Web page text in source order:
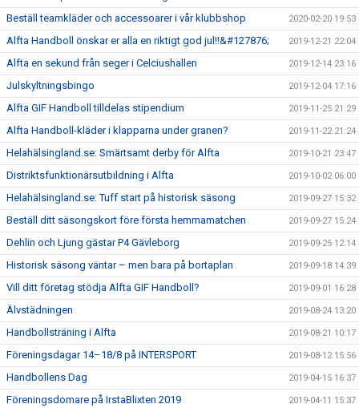
Beställ teamkläder och accessoarer i vår klubbshop 2020-02-20 19:53
Alfta Handboll önskar er alla en riktigt god jul!!&#127876; 2019-12-21 22:04
Alfta en sekund från seger i Celciushallen 2019-12-14 23:16
Julskyltningsbingo 2019-12-04 17:16
Alfta GIF Handboll tilldelas stipendium 2019-11-25 21:29
Alfta Handboll-kläder i klapparna under granen? 2019-11-22 21:24
Helahälsingland.se: Smärtsamt derby för Alfta 2019-10-21 23:47
Distriktsfunktionärsutbildning i Alfta 2019-10-02 06:00
Helahälsingland.se: Tuff start på historisk säsong 2019-09-27 15:32
Beställ ditt säsongskort före första hemmamatchen 2019-09-27 15:24
Dehlin och Ljung gästar P4 Gävleborg 2019-09-25 12:14
Historisk säsong väntar – men bara på bortaplan 2019-09-18 14:39
Vill ditt företag stödja Alfta GIF Handboll? 2019-09-01 16:28
Älvstädningen 2019-08-24 13:20
Handbollsträning i Alfta 2019-08-21 10:17
Föreningsdagar 14–18/8 på INTERSPORT 2019-08-12 15:56
Handbollens Dag 2019-04-15 16:37
Föreningsdomare på IrstaBlixten 2019 2019-04-11 15:37